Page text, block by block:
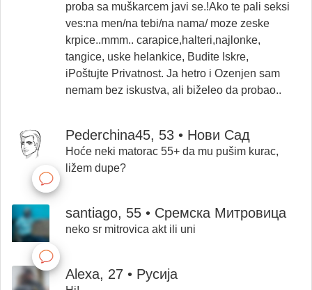
proba sa muškarcem javi se.!Ako te pali seksi
ves:na men/na tebi/na nama/ moze zeske
krpice..mmm.. carapice,halteri,najlonke,
tangice, uske helankice, Budite Iskre,
iPoštujte Privatnost. Ja hetro i Ozenjen sam
nemam bez iskustva, ali biželeo da probao..
Pederchina45, 53 • Нови Сад
Hoće neki matorac 55+ da mu pušim kurac,
ližem dupe?
santiago, 55 • Сремска Митровица
neko sr mitrovica akt ili uni
Alexa, 27 • Русија